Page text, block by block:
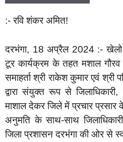
:- रवि शंकर अमित!
दरभंगा, 18 अप्रैल 2024 :- खेलो
टूर कार्यक्रम के तहत मशाल गौरव
समाहर्ता श्री राकेश कुमार एवं श्री
द्वारा संयुक्त रूप से
माशाल देकर जिले में प्रचार प्रसार
अनुमति के साथ-साथ
जिला प्रशासन दरभंगा की ओर से